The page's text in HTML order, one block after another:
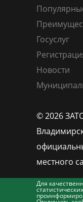
Для
Госуслуг
Новости
© 2026
местного